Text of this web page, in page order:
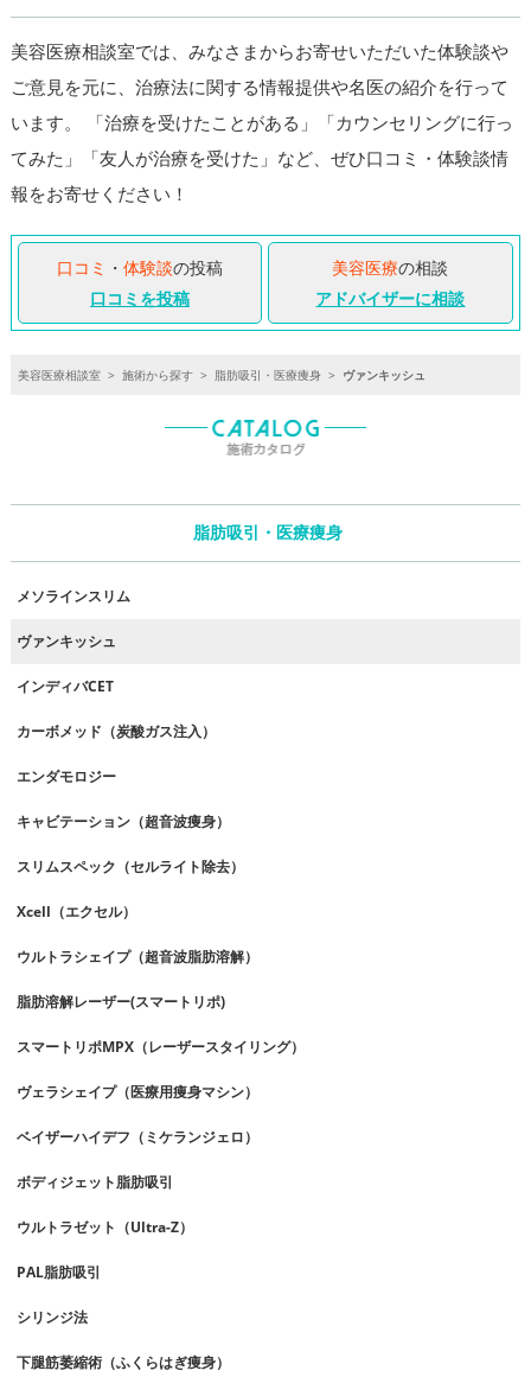
美容医療相談室では、みなさまからお寄せいただいた体験談や
ご意見を元に、治療法に関する情報提供や名医の紹介を行って
います。 「治療を受けたことがある」「カウンセリングに行っ
てみた」「友人が治療を受けた」など、ぜひ口コミ・体験談情
報をお寄せください！
口コミ ・ 体験談の投稿
口コミを投稿
美容医療の相談
アドバイザーに相談
美容医療相談室 > 施術から探す > 脂肪吸引・医療痩身 > ヴァンキッシュ
脂肪吸引・医療痩身
メソラインスリム
ヴァンキッシュ
インディバCET
カーボメッド（炭酸ガス注入）
エンダモロジー
キャビテーション（超音波痩身）
スリムスペック（セルライト除去）
Xcell（エクセル）
ウルトラシェイプ（超音波脂肪溶解）
脂肪溶解レーザー(スマートリポ)
スマートリポMPX（レーザースタイリング）
ヴェラシェイプ（医療用痩身マシン）
ベイザーハイデフ（ミケランジェロ）
ボディジェット脂肪吸引
ウルトラゼット（Ultra-Z）
PAL脂肪吸引
シリンジ法
下腿筋萎縮術（ふくらはぎ痩身）